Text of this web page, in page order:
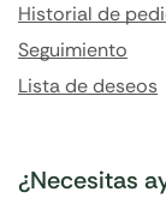
Historial de
Seguimiento
Lista de deseos
¿Necesitas